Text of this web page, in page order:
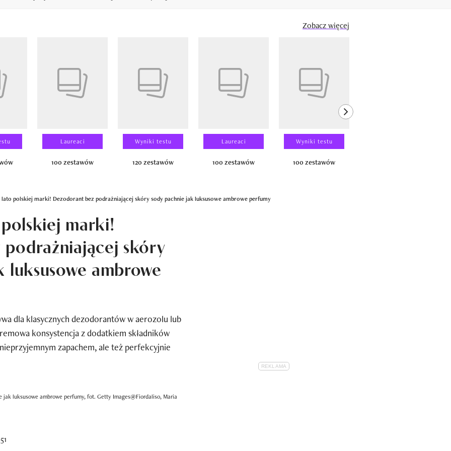
Zobacz więcej
Laureaci
100 zestawów
Wyniki testu
120 zestawów
Laureaci
100 zestawów
Wyniki testu
100 zestawów
next element
lato polskiej marki! Dezodorant bez podrażniającej skóry sody pachnie jak luksusowe ambrowe perfumy
marki!
skóry
ambrowe
dla klasycznych dezodorantów w aerozolu lub
konsystencja z dodatkiem składników
zapachem, ale też perfekcyjnie
luksusowe ambrowe perfumy, fot. Getty Images@Fiordaliso, Maria